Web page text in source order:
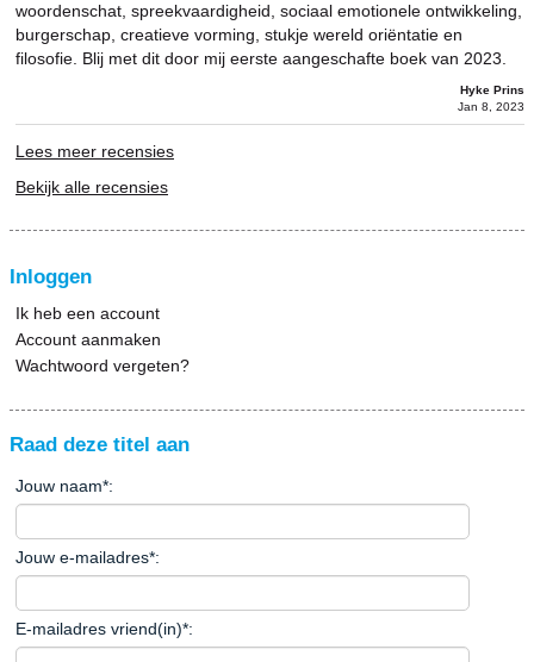
woordenschat, spreekvaardigheid, sociaal emotionele ontwikkeling,
burgerschap, creatieve vorming, stukje wereld oriëntatie en
filosofie. Blij met dit door mij eerste aangeschafte boek van 2023.
Hyke Prins
Jan 8, 2023
Lees meer recensies
Bekijk alle recensies
Inloggen
Ik heb een account
Account aanmaken
Wachtwoord vergeten?
Raad deze titel aan
Jouw naam*:
Jouw e-mailadres*:
E-mailadres vriend(in)*: